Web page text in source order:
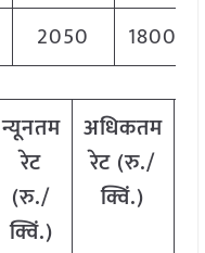
2050 1800
न्यूनतम
रेट
(रु./
क्विं.)
अधिकतम
रेट (रु./
क्विं.)